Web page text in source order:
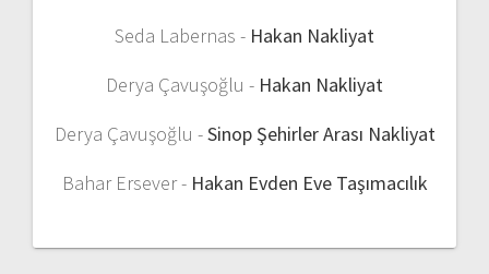
Seda Labernas - Hakan Nakliyat
Derya Çavuşoğlu - Hakan Nakliyat
Derya Çavuşoğlu -Sinop Şehirler Arası Nakliyat
Bahar Ersever- Hakan Evden Eve Taşımacılık